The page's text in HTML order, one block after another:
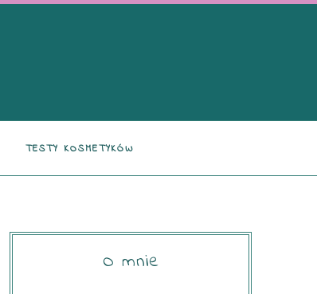
TESTY KOSMETYKÓW
O mnie